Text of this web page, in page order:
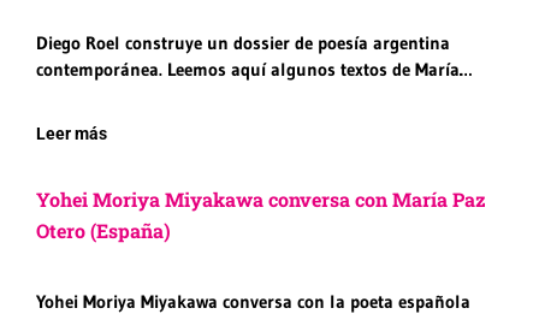
Diego Roel construye un dossier de poesía argentina
contemporánea. Leemos aquí algunos textos de María…
Leer más
Yohei Moriya Miyakawa conversa con María Paz
Otero (España)
Yohei Moriya Miyakawa conversa con la poeta española